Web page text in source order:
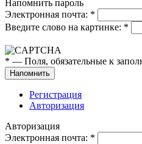
Напомнить пароль
Электронная почта: *
Введите слово на картинке: *
* — Поля, обязательные к
Регистрация
Авторизация
Авторизация
Электронная почта: *